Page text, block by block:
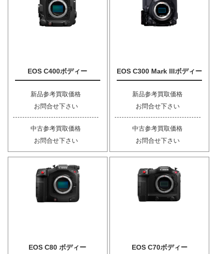
EOS C400ボディー
新品参考買取価格
お問合せ下さい
中古参考買取価格
お問合せ下さい
EOS C300 Mark IIIボディー
新品参考買取価格
お問合せ下さい
中古参考買取価格
お問合せ下さい
EOS C80 ボディー EOS C70ボディー